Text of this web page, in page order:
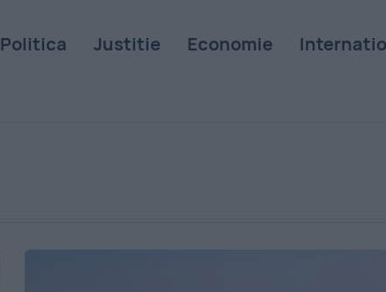
Politica Justitie Economie